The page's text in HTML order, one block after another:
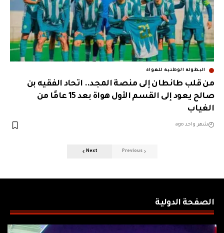
البطولة الوطنية للهواة
من قلب طانطان إلى منصة المجد.. اتحاد الفقيه بن
صالح يعود إلى القسم الأول هواة بعد 15 عامًا من
الغياب
شهر واحد ago
Previous
Next
الصفحة الدولية